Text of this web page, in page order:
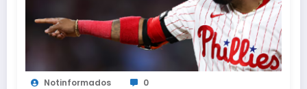
Notinformados 0